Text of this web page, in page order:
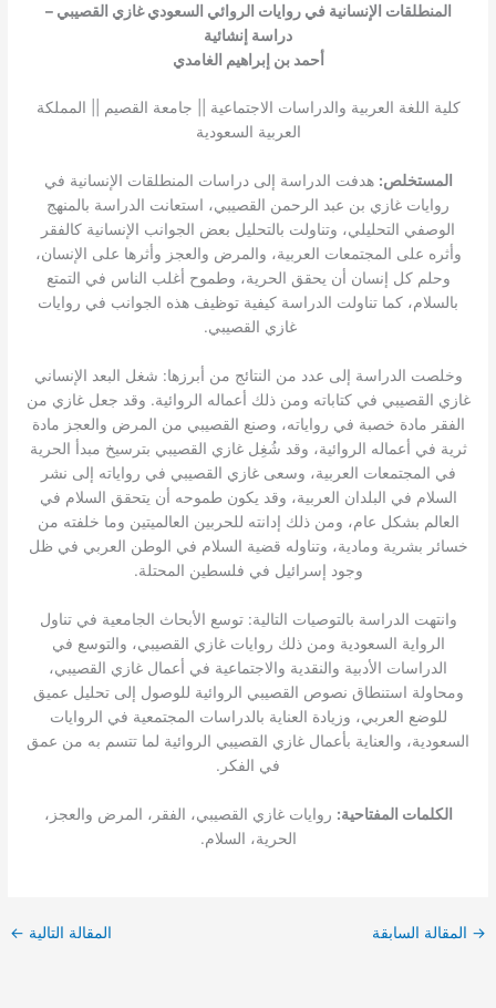
المنطلقات الإنسانية في روايات الروائي السعودي غازي القصيبي –
دراسة إنشائية
أحمد بن إبراهيم الغامدي
كلية اللغة العربية والدراسات الاجتماعية || جامعة القصيم || المملكة
العربية السعودية
المستخلص: هدفت الدراسة إلى دراسات المنطلقات الإنسانية في
روايات غازي بن عبد الرحمن القصيبي، استعانت الدراسة بالمنهج
الوصفي التحليلي، وتناولت بالتحليل بعض الجوانب الإنسانية كالفقر
وأثره على المجتمعات العربية، والمرض والعجز وأثرها على الإنسان،
وحلم كل إنسان أن يحقق الحرية، وطموح أغلب الناس في التمتع
بالسلام، كما تناولت الدراسة كيفية توظيف هذه الجوانب في روايات
غازي القصيبي.
وخلصت الدراسة إلى عدد من النتائج من أبرزها: شغل البعد الإنساني
غازي القصيبي في كتاباته ومن ذلك أعماله الروائية. وقد جعل غازي من
الفقر مادة خصبة في رواياته، وصنع القصيبي من المرض والعجز مادة
ثرية في أعماله الروائية، وقد شُغِل غازي القصيبي بترسيخ مبدأ الحرية
في المجتمعات العربية، وسعى غازي القصيبي في رواياته إلى نشر
السلام في البلدان العربية، وقد يكون طموحه أن يتحقق السلام في
العالم بشكل عام، ومن ذلك إدانته للحربين العالميتين وما خلفته من
خسائر بشرية ومادية، وتناوله قضية السلام في الوطن العربي في ظل
وجود إسرائيل في فلسطين المحتلة.
وانتهت الدراسة بالتوصيات التالية: توسع الأبحاث الجامعية في تناول
الرواية السعودية ومن ذلك روايات غازي القصيبي، والتوسع في
الدراسات الأدبية والنقدية والاجتماعية في أعمال غازي القصيبي،
ومحاولة استنطاق نصوص القصيبي الروائية للوصول إلى تحليل عميق
للوضع العربي، وزيادة العناية بالدراسات المجتمعية في الروايات
السعودية، والعناية بأعمال غازي القصيبي الروائية لما تتسم به من عمق
في الفكر.
الكلمات المفتاحية: روايات غازي القصيبي، الفقر، المرض والعجز،
الحرية، السلام.
→ المقالة السابقة المقالة التالية ←